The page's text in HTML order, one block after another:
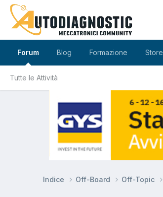
Forum
Tutte le Attività
Blog Formazione Store
Indice Off-Board Off-Topic